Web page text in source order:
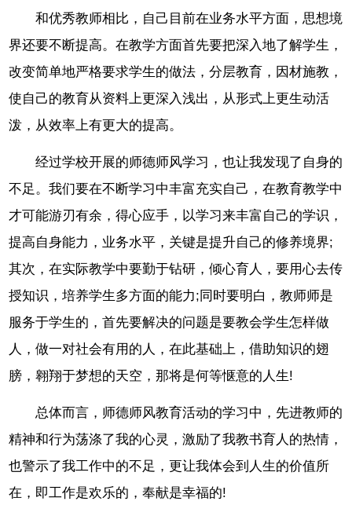
和优秀教师相比，自己目前在业务水平方面，思想境
界还要不断提高。在教学方面首先要把深入地了解学生，
改变简单地严格要求学生的做法，分层教育，因材施教，
使自己的教育从资料上更深入浅出，从形式上更生动活
泼，从效率上有更大的提高。
经过学校开展的师德师风学习，也让我发现了自身的
不足。我们要在不断学习中丰富充实自己，在教育教学中
才可能游刃有余，得心应手，以学习来丰富自己的学识，
提高自身能力，业务水平，关键是提升自己的修养境界;
其次，在实际教学中要勤于钻研，倾心育人，要用心去传
授知识，培养学生多方面的能力;同时要明白，教师师是
服务于学生的，首先要解决的问题是要教会学生怎样做
人，做一对社会有用的人，在此基础上，借助知识的翅
膀，翱翔于梦想的天空，那将是何等惬意的人生!
总体而言，师德师风教育活动的学习中，先进教师的
精神和行为荡涤了我的心灵，激励了我教书育人的热情，
也警示了我工作中的不足，更让我体会到人生的价值所
在，即工作是欢乐的，奉献是幸福的!